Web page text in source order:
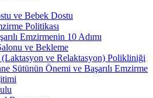
ve Bebek Dostu
Politikası
Emzirmenin 10 Adımı
ve Bekleme
ve Relaktasyon) Polikliniği
Sütünün Önemi ve Başarılı Emzirme